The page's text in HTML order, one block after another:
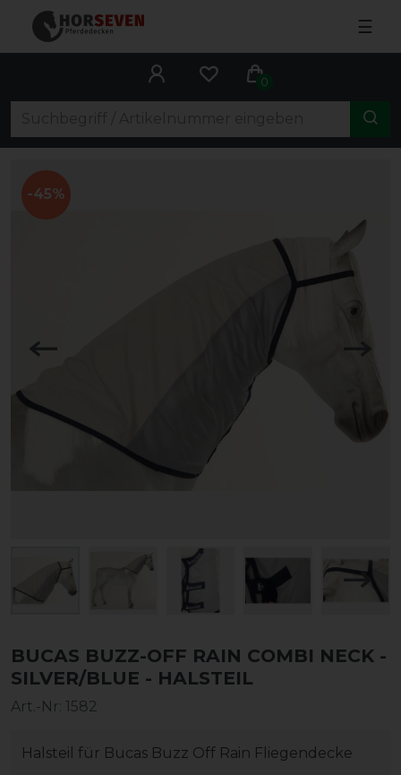
☰
0
-45%
BUCAS BUZZ-OFF RAIN COMBI NECK -
SILVER/BLUE - HALSTEIL
Art.-Nr: 1582
Halsteil für Bucas Buzz Off Rain Fliegendecke